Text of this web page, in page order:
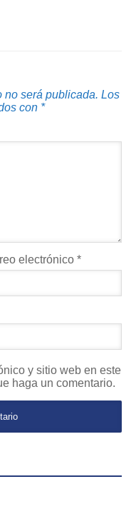
no será publicada. Los
con *
electrónico*
y sitio web en este
haga un comentario.